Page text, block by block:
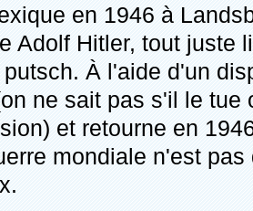
en 1946 à
Adolf Hitler, tout juste
À l'aide d'un
ne sait pas s'il le tue
et retourne en
mondiale n'est